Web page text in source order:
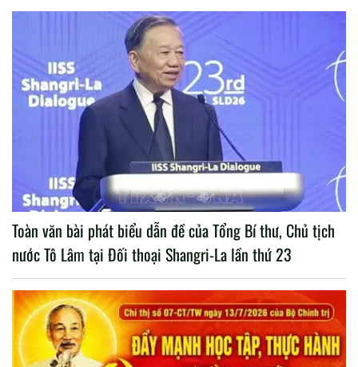
Toàn văn bài phát biểu dẫn đề của Tổng Bí thư, Chủ tịch
nước Tô Lâm tại Đối thoại Shangri-La lần thứ 23